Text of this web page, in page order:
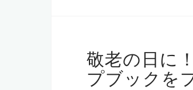
敬老の日に
プブックを